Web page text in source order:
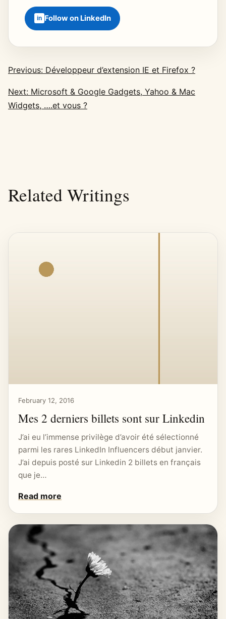
Follow on LinkedIn
Previous: Développeur d’extension IE et Firefox ?
Next: Microsoft & Google Gadgets, Yahoo & Mac
Widgets, ….et vous ?
Related Writings
February 12, 2016
Mes 2 derniers billets sont sur Linkedin
J’ai eu l’immense privilège d’avoir été sélectionné
parmi les rares LinkedIn Influencers début janvier.
J’ai depuis posté sur Linkedin 2 billets en français
que je…
Read more